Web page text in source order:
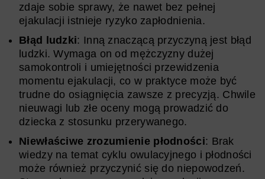
zdaje sobie sprawy, że nawet bez pełnej
ejakulacji istnieje ryzyko zapłodnienia.
Błąd ludzki: Inną znaczącą przyczyną jest błąd
ludzki. Wymaga on od mężczyzny dużej
samokontroli i umiejętności przewidzenia
momentu ejakulacji, co w praktyce może być
trudne do osiągnięcia zawsze z precyzją. Chwile
nieuwagi lub złe oceny mogą prowadzić do
dziecka z stosunku przerywanego.
Niewłaściwe zrozumienie płodności: Brak
wiedzy na temat cyklu owulacyjnego i płodności
może również przyczynić się do niepowodzeń.